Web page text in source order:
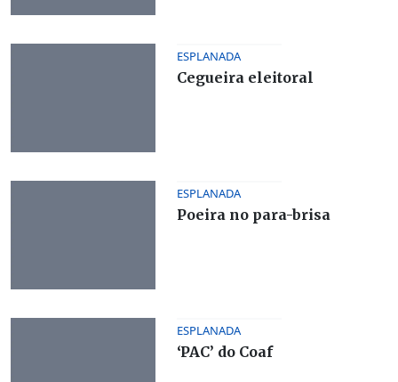
ESPLANADA
Cegueira eleitoral
ESPLANADA
Poeira no para-brisa
ESPLANADA
‘PAC’ do Coaf